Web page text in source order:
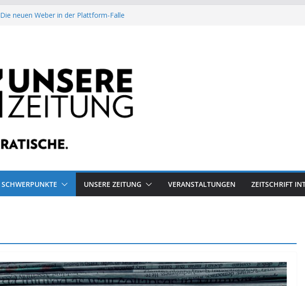
Die neuen Weber in der Plattform-Falle
SCHWERPUNKTE UNSERE ZEITUNG VERANSTALTUNGEN ZEITSCHRIFT